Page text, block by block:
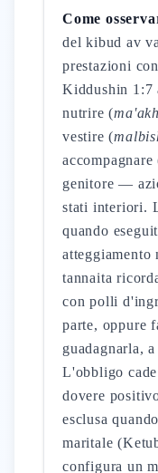
Come
del kibud av
prestazioni
Kiddushin 1:7
nutrire (
vestire (
accompagnare
genitore —
stati interiori.
quando
atteggiamento
tannaita
con polli
parte, oppure
guadagnarla,
L'obbligo
dovere
esclusa
maritale
configura un